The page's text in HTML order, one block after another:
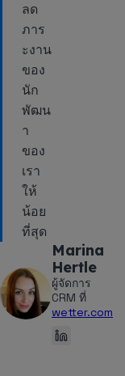
ลด
ภาร
ะงาน
ของ
นัก
พัฒน
า
ของ
เรา
ให้
น้อย
ที่สุด
Marina
Hertle
ผู้จัดการ
CRM ที่
wetter.com